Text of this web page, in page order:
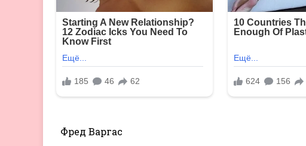
Фред Варгас